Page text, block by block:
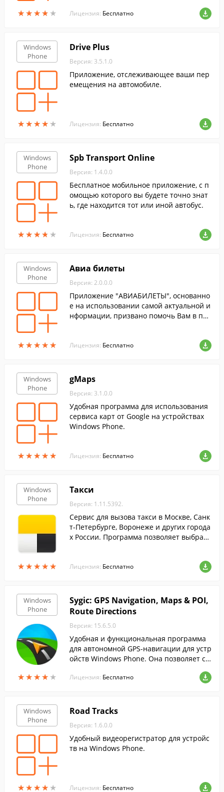
★★★★ ★
★★★★ ★
льных компьютеров и для автомобильн
Лицензия: Бесплатно
Windows
Phone
★★★★★
★★★★★
Drive Plus
Версия: 3.5.1.0
Приложение, отслеживающее ваши пер
емещения на автомобиле.
Лицензия: Бесплатно
Windows
Phone
★★★★ ★
★★★★ ★
Spb Transport Online
Версия: 1.4.0.0
Бесплатное мобильное приложение, с п
омощью которого вы будете точно знат
ь, где находится тот или иной автобус.
Лицензия: Бесплатно
Windows
Phone
★★★★★
★★★★★
Авиа билеты
Версия: 2.0.0.0
Приложение "АВИАБИЛЕТЫ", основанно
е на использовании самой актуальной и
нформации, призвано помочь Вам в пои
Лицензия: Бесплатно
Windows
Phone
★★★★★
★★★★★
gMaps
Версия: 3.1.0.0
Удобная программа для использования
сервиса карт от Google на устройствах
Windows Phone.
Лицензия: Бесплатно
Windows
Phone
★★★★★
★★★★★
Такси
Версия: 1.11.5392.
Сервис для вызова такси в Москве, Санк
т-Петербурге, Воронеже и других города
х России. Программа позволяет выбрать
Лицензия: Бесплатно
Windows
Phone
★★★★ ★
★★★★ ★
Sygic: GPS Navigation, Maps & POI,
Route Directions
Версия: 15.6.5.0
Удобная и функциональная программа
для автономной GPS-навигации для устр
ойств Windows Phone. Она позволяет ст
тными картами TomTom без доступа в и
Лицензия: Бесплатно
Windows
Phone
★★★★ ★
★★★★ ★
Road Tracks
Версия: 1.6.0.0
Удобный видеорегистратор для устройс
тв на Windows Phone.
Лицензия: Бесплатно